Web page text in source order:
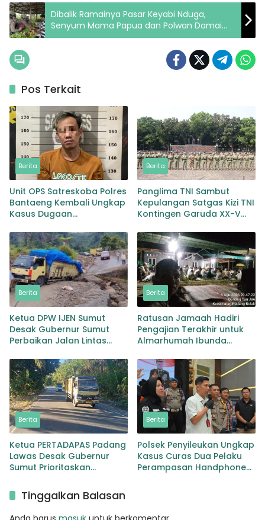
Dibalik Ramainya Pasar Keyabi Nduga,
Senyum Mama Papua dan Polwan Damai
Cartensz Rajut Rasa Aman dan Nyaman
Pos Terkait
Berita
Unit OPS Satreskoba Polres
Bantaeng Kembali Ungkap
Kasus Dugaan
Peredaran Narkotika Jenis
Sabu
Berita
Panglima TNI Sambut
Kepulangan Satgas Kizi TNI
Kontingen Garuda XX-V
Berita
Ketua DPW IJEN Sumut
Desak Gubernur Sumut
Perbaikan Jalan Lintas
Lingga Bayu
Berita
Ratusan Jamaah Hadiri
Pengajian Terakhir untuk
Almarhumah Ibunda
Berita
Ketua PERTADAPAS Padang
Lawas Desak Gubernur
Sumut Prioritaskan
Sibuhuan–Gunungtua
Berita
Polsek Penyileukan Ungkap
Kasus Curas Dua Pelaku
Perampasan Handphone
Tinggalkan Balasan